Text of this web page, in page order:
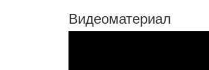
Видеоматериал